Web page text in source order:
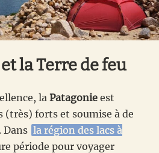
la Terre de feu
la Patagonie est
(très) forts et soumise à de
la région des lacs à
période pour voyager